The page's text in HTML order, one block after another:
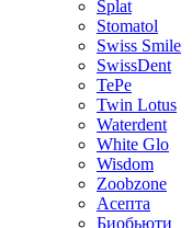
Splat
Stomatol
Swiss Smile
SwissDent
TePe
Twin Lotus
Waterdent
White Glo
Wisdom
Zoobzone
Асепта
Биобьюти